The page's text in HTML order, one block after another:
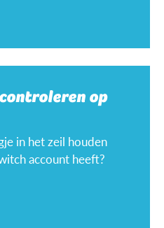
op
in het zeil houden
account heeft?